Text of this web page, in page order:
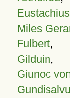
Miles
Fulbert,
Gilduin,
Giunoc